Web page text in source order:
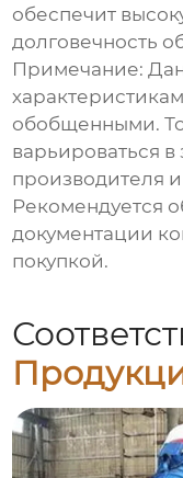
обеспечит
долговечность
Примечание:
обобщенными.
варьироваться
производителя
Рекомендуется
документации
покупкой.